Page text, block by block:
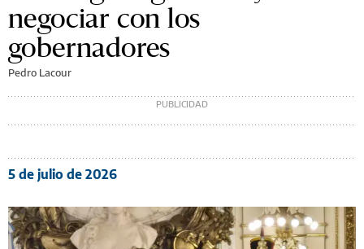
negociar con los
gobernadores
Pedro Lacour
5 de julio de 2026